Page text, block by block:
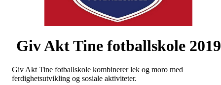
Giv Akt Tine fotballskole 2019
Giv Akt Tine fotballskole kombinerer lek og moro med
ferdighetsutvikling og sosiale aktiviteter.